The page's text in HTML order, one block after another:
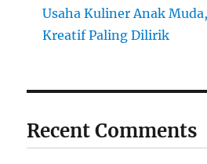
Usaha Kuliner Anak
Kreatif Paling Dilirik
Recent Comments